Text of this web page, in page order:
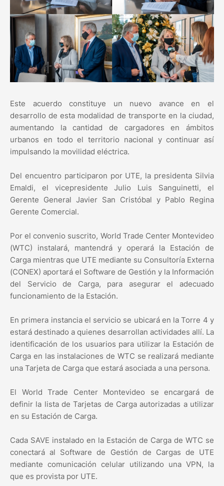
Este acuerdo constituye un nuevo avance en el
desarrollo de esta modalidad de transporte en la ciudad,
aumentando la cantidad de cargadores en ámbitos
urbanos en todo el territorio nacional y continuar así
impulsando la movilidad eléctrica.
Del encuentro participaron por UTE, la presidenta Silvia
Emaldi, el vicepresidente Julio Luis Sanguinetti, el
Gerente General Javier San Cristóbal y Pablo Regina
Gerente Comercial.
Por el convenio suscrito, World Trade Center Montevideo
(WTC) instalará, mantendrá y operará la Estación de
Carga mientras que UTE mediante su Consultoría Externa
(CONEX) aportará el Software de Gestión y la Información
del Servicio de Carga, para asegurar el adecuado
funcionamiento de la Estación.
En primera instancia el servicio se ubicará en la Torre 4 y
estará destinado a quienes desarrollan actividades allí. La
identificación de los usuarios para utilizar la Estación de
Carga en las instalaciones de WTC se realizará mediante
una Tarjeta de Carga que estará asociada a una persona.
El World Trade Center Montevideo se encargará de
definir la lista de Tarjetas de Carga autorizadas a utilizar
en su Estación de Carga.
Cada SAVE instalado en la Estación de Carga de WTC se
conectará al Software de Gestión de Cargas de UTE
mediante comunicación celular utilizando una VPN, la
que es provista por UTE.